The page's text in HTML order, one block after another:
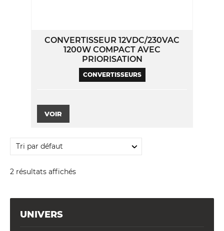
CONVERTISSEUR 12VDC/230VAC
1200W COMPACT AVEC
PRIORISATION
CONVERTISSEURS
VOIR
2 résultats affichés
UNIVERS